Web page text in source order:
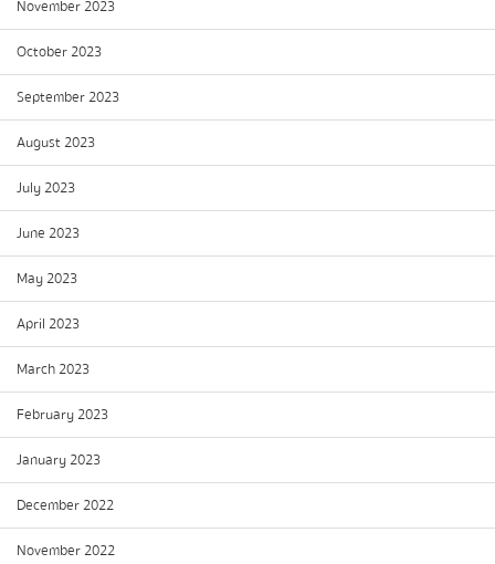
November 2023
October 2023
September 2023
August 2023
July 2023
June 2023
May 2023
April 2023
March 2023
February 2023
January 2023
December 2022
November 2022